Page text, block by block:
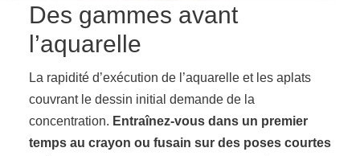
Des gammes avant
l’aquarelle
La rapidité d’exécution de l’aquarelle et les aplats
couvrant le dessin initial demande de la
concentration. Entraînez-vous dans un premier
temps au crayon ou fusain sur des poses courtes